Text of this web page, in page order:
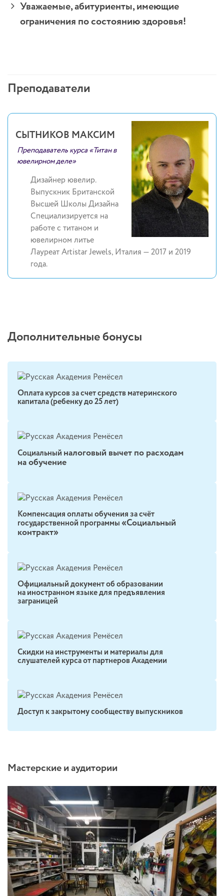
Уважаемые, абитуриенты, имеющие
ограничения по состоянию здоровья!
Преподаватели
СЫТНИКОВ МАКСИМ
Преподаватель курса «Титан в
ювелирном деле»
Дизайнер ювелир.
Выпускник Британской
Высшей Школы Дизайна
Специализируется на
работе с титаном и
ювелирном литье
Лауреат Artistar Jewels, Италия — 2017 и 2019
года.
Дополнительные бонусы
Оплата курсов за счет средств материнского
капитала (ребенку до 25 лет)
Социальный налоговый вычет по расходам
на обучение
Компенсация оплаты обучения за счёт
государственной программы«Социальный
контракт»
Официальный документ об образовании
на иностранном языке для предъявления
заграницей
Скидки на инструменты и материалы для
слушателей курса от партнеров Академии
Доступ к закрытому сообществу выпускников
Мастерские и аудитории